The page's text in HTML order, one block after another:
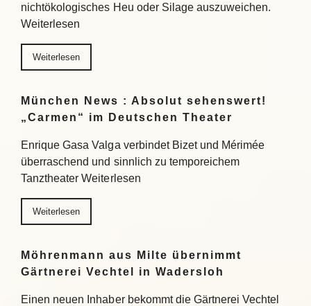
nichtökologisches Heu oder Silage auszuweichen.
Weiterlesen
Weiterlesen
München News : Absolut sehenswert!
„Carmen“ im Deutschen Theater
Enrique Gasa Valga verbindet Bizet und Mérimée
überraschend und sinnlich zu temporeichem
Tanztheater Weiterlesen
Weiterlesen
Möhrenmann aus Milte übernimmt
Gärtnerei Vechtel in Wadersloh
Einen neuen Inhaber bekommt die Gärtnerei Vechtel